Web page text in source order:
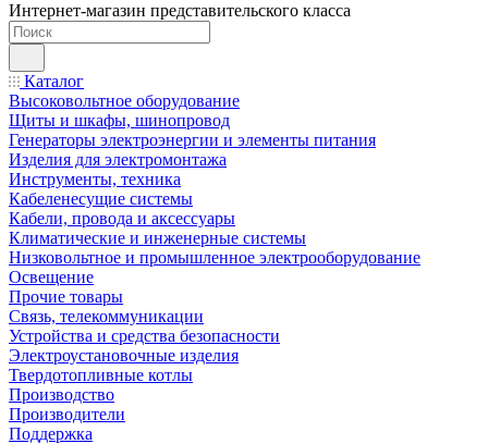
Интернет-магазин представительского класса
Каталог
Высоковольтное оборудование
Щиты и шкафы, шинопровод
Генераторы электроэнергии и элементы питания
Изделия для электромонтажа
Инструменты, техника
Кабеленесущие системы
Кабели, провода и аксессуары
Климатические и инженерные системы
Низковольтное и промышленное электрооборудование
Освещение
Прочие товары
Связь, телекоммуникации
Устройства и средства безопасности
Электроустановочные изделия
Твердотопливные котлы
Производство
Производители
Поддержка